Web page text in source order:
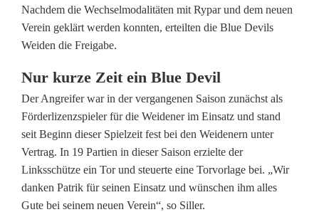
p
a
v
e
r
l
ä
Nachdem die Wechselmodalitäten mit Rypar und dem neuen
Verein geklärt werden konnten, erteilten die Blue Devils
Weiden die Freigabe.
Nur kurze Zeit ein Blue Devil
Der Angreifer war in der vergangenen Saison zunächst als
Förderlizenzspieler für die Weidener im Einsatz und stand
seit Beginn dieser Spielzeit fest bei den Weidenern unter
Vertrag. In 19 Partien in dieser Saison erzielte der
Linksschütze ein Tor und steuerte eine Torvorlage bei. „Wir
danken Patrik für seinen Einsatz und wünschen ihm alles
Gute bei seinem neuen Verein“, so Siller.